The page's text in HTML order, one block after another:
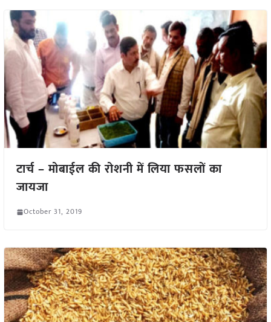
टार्च – मोबाईल की रोशनी में लिया फसलों का
जायजा
October 31, 2019